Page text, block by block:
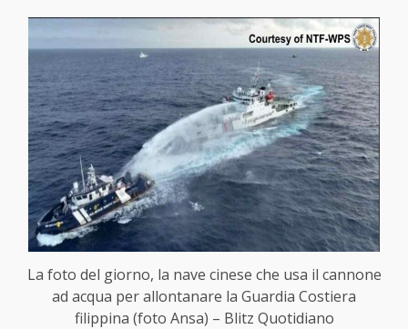
La foto del giorno, la nave cinese che usa il cannone
ad acqua per allontanare la Guardia Costiera
filippina (foto Ansa) – Blitz Quotidiano